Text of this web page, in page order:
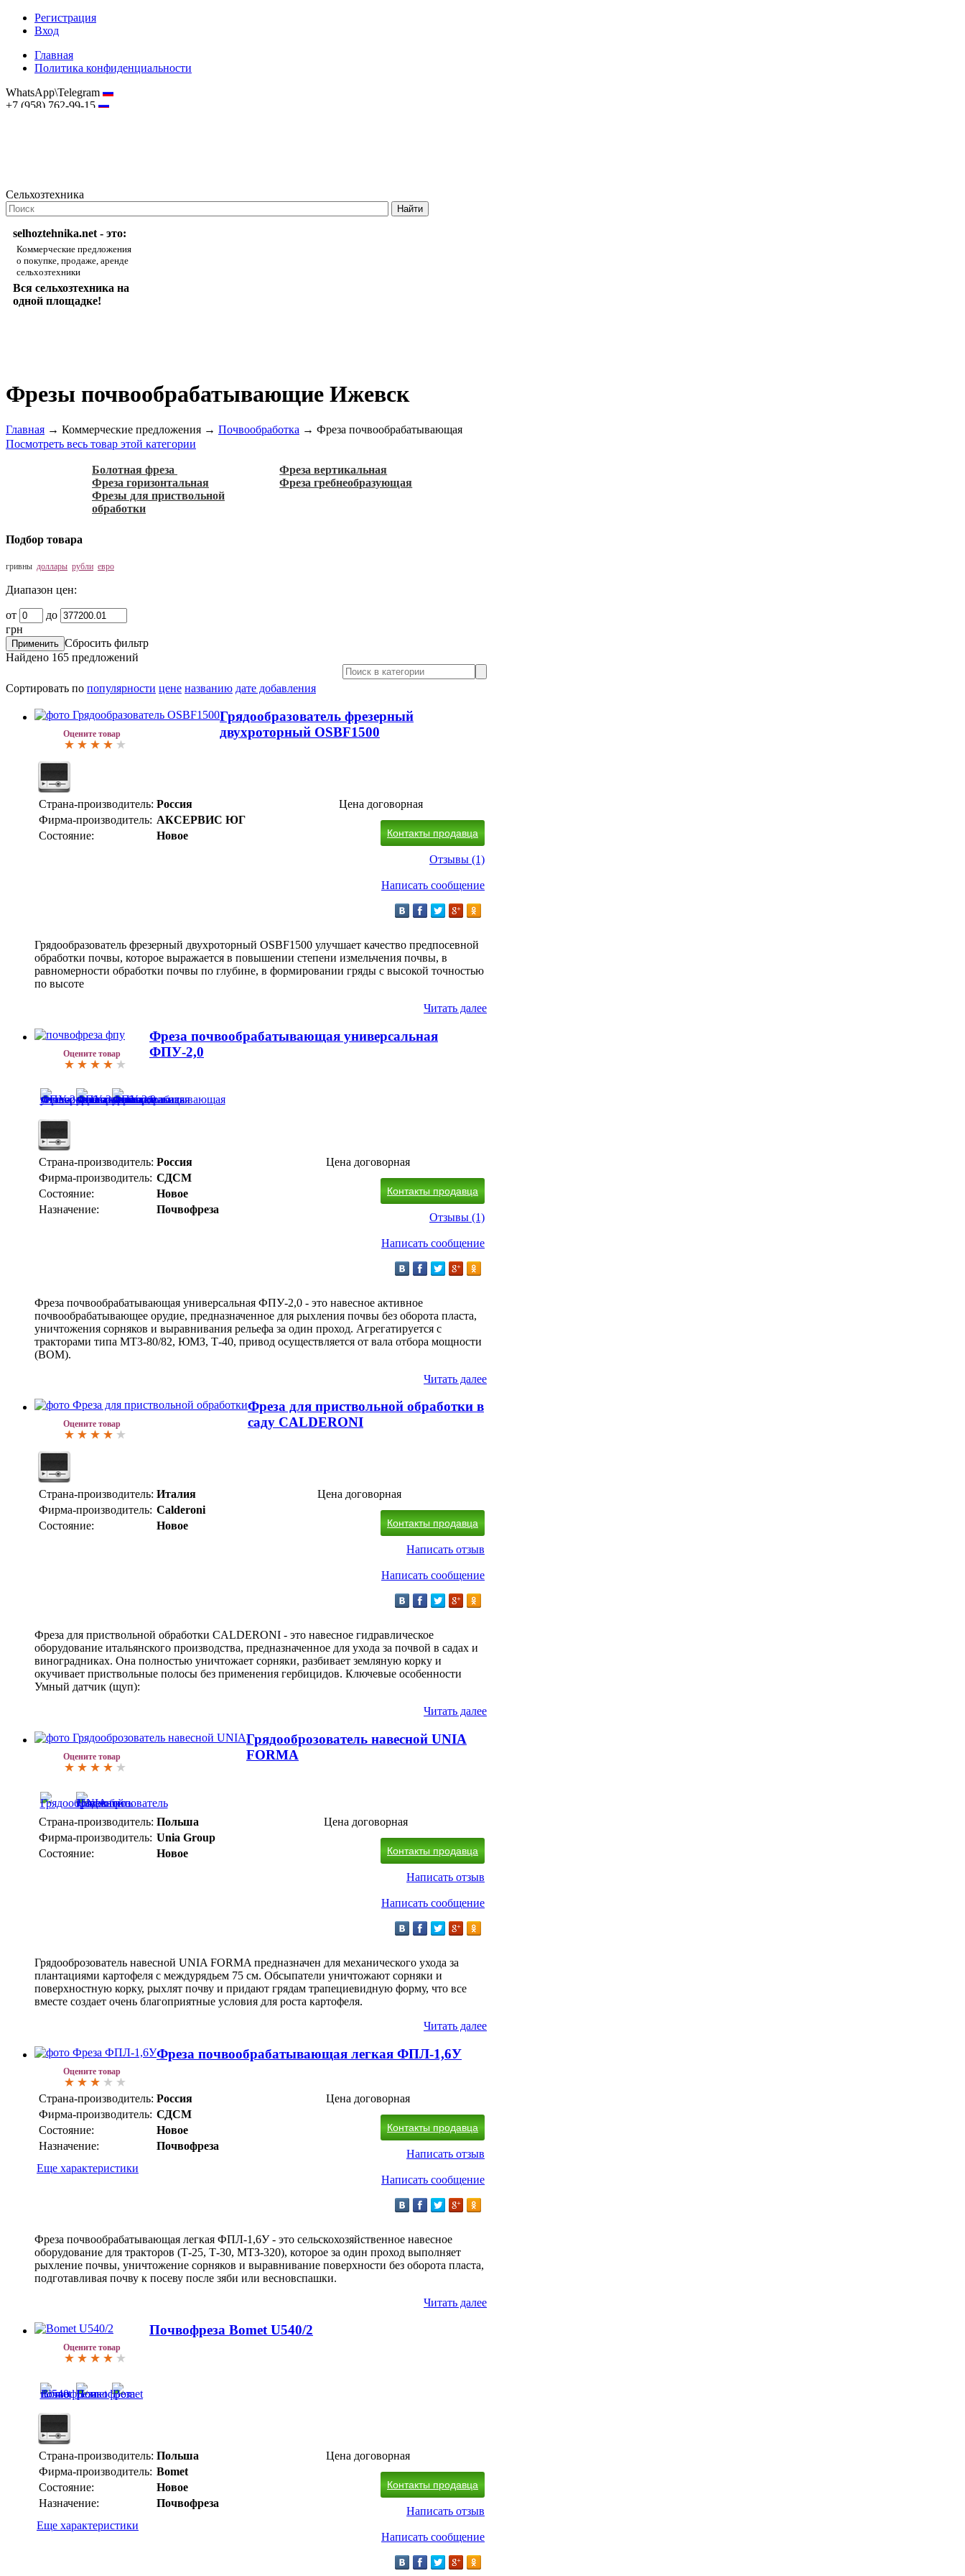
Регистрация
Вход
Главная
Политика конфиденциальности
WhatsApp\Telegram
+7 (958) 762-99-15
Сельхозтехника
selhoztehnika.net - это:
Коммерческие предложения
о покупке, продаже, аренде
сельхозтехники
Вся сельхозтехника на
одной площадке!
Фрезы почвообрабатывающие Ижевск
Главная → Коммерческие предложения → Почвообработка → Фреза почвообрабатывающая
Посмотреть весь товар этой категории
Болотная фреза
Фреза вертикальная
Фреза горизонтальная
Фреза гребнеобразующая
Фрезы для приствольной
обработки
Подбор товара
гривны доллары рубли евро
Диапазон цен:
от
до
грн
Сбросить фильтр
Найдено 165 предложений
Сортировать по популярности цене названию дате добавления
Оцените товар
Грядообразователь фрезерный
двухроторный OSBF1500
Страна-производитель: Россия
Фирма-производитель: АКСЕРВИС ЮГ
Состояние:
Новое
Цена договорная
Контакты продавца
Отзывы (1)
Написать сообщение
Грядообразователь фрезерный двухроторный OSBF1500 улучшает качество предпосевной
обработки почвы, которое выражается в повышении степени измельчения почвы, в
равномерности обработки почвы по глубине, в формировании гряды с высокой точностью
по высоте
Читать далее
Оцените товар
Фреза почвообрабатывающая универсальная
ФПУ-2,0
Страна-производитель: Россия
Фирма-производитель: СДСМ
Состояние:
Новое
Назначение:
Почвофреза
Цена договорная
Контакты продавца
Отзывы (1)
Написать сообщение
Фреза почвообрабатывающая универсальная ФПУ-2,0 - это навесное активное
почвообрабатывающее орудие, предназначенное для рыхления почвы без оборота пласта,
уничтожения сорняков и выравнивания рельефа за один проход. Агрегатируется с
тракторами типа МТЗ-80/82, ЮМЗ, Т-40, привод осуществляется от вала отбора мощности
(ВОМ).
Читать далее
Оцените товар
Фреза для приствольной обработки в
саду CALDERONI
Страна-производитель: Италия
Фирма-производитель: Calderoni
Состояние:
Новое
Цена договорная
Контакты продавца
Написать отзыв
Написать сообщение
Фреза для приствольной обработки CALDERONI - это навесное гидравлическое
оборудование итальянского производства, предназначенное для ухода за почвой в садах и
виноградниках. Она полностью уничтожает сорняки, разбивает земляную корку и
окучивает приствольные полосы без применения гербицидов. Ключевые особенности
Умный датчик (щуп):
Читать далее
Оцените товар
Грядооброзователь навесной UNIA
FORMA
Страна-производитель: Польша
Фирма-производитель: Unia Group
Состояние:
Новое
Цена договорная
Контакты продавца
Написать отзыв
Написать сообщение
Грядооброзователь навесной UNIA FORMA предназначен для механического ухода за
плантациями картофеля с междурядьем 75 см. Обсыпатели уничтожают сорняки и
поверхностную корку, рыхлят почву и придают грядам трапециевидную форму, что все
вместе создает очень благоприятные условия для роста картофеля.
Читать далее
Оцените товар
Фреза почвообрабатывающая легкая ФПЛ-1,6У
Страна-производитель: Россия
Фирма-производитель: СДСМ
Состояние:
Новое
Назначение:
Почвофреза
Еще характеристики
Цена договорная
Контакты продавца
Написать отзыв
Написать сообщение
Фреза почвообрабатывающая легкая ФПЛ-1,6У - это сельскохозяйственное навесное
оборудование для тракторов (Т-25, Т-30, МТЗ-320), которое за один проход выполняет
рыхление почвы, уничтожение сорняков и выравнивание поверхности без оборота пласта,
подготавливая почву к посеву после зяби или весновспашки.
Читать далее
Оцените товар
Почвофреза Bomet U540/2
Страна-производитель: Польша
Фирма-производитель: Bomet
Состояние:
Новое
Назначение:
Почвофреза
Еще характеристики
Цена договорная
Контакты продавца
Написать отзыв
Написать сообщение